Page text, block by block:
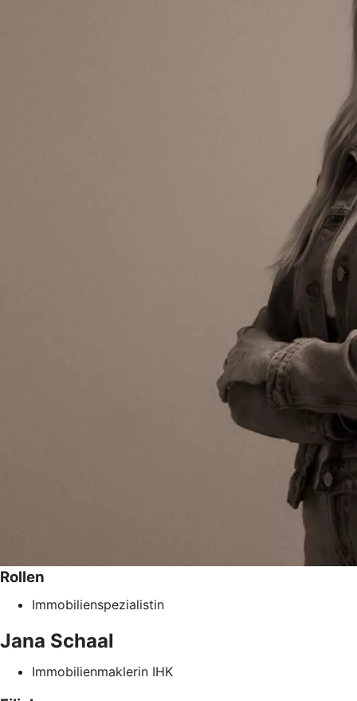
Rollen
Immobilienspezialistin
Jana Schaal
Immobilienmaklerin IHK